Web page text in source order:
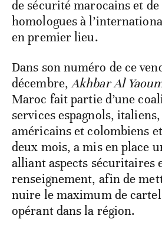
de sécurité marocains et
homologues à
en premier lieu.
Dans son numéro de ce
décembre,Akhbar Al
Maroc fait partie d’une
services espagnols,
américains et colombiens
deux mois, a mis en place
alliant aspects sécuritaires
renseignement, afin de
nuire le maximum de
opérant dans la région.